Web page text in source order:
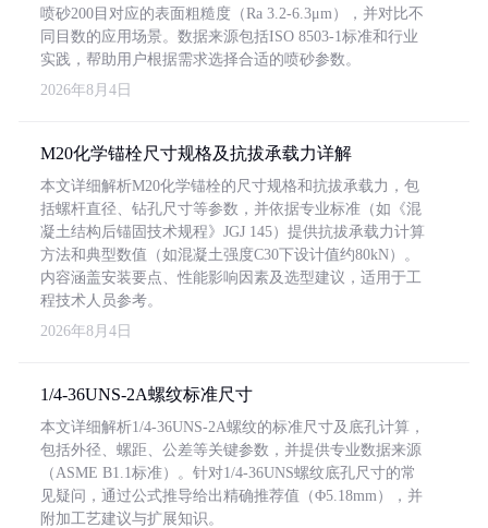
喷砂200目对应的表面粗糙度（Ra 3.2-6.3μm），并对比不
同目数的应用场景。数据来源包括ISO 8503-1标准和行业
实践，帮助用户根据需求选择合适的喷砂参数。
2026年8月4日
M20化学锚栓尺寸规格及抗拔承载力详解
本文详细解析M20化学锚栓的尺寸规格和抗拔承载力，包
括螺杆直径、钻孔尺寸等参数，并依据专业标准（如《混
凝土结构后锚固技术规程》JGJ 145）提供抗拔承载力计算
方法和典型数值（如混凝土强度C30下设计值约80kN）。
内容涵盖安装要点、性能影响因素及选型建议，适用于工
程技术人员参考。
2026年8月4日
1/4-36UNS-2A螺纹标准尺寸
本文详细解析1/4-36UNS-2A螺纹的标准尺寸及底孔计算，
包括外径、螺距、公差等关键参数，并提供专业数据来源
（ASME B1.1标准）。针对1/4-36UNS螺纹底孔尺寸的常
见疑问，通过公式推导给出精确推荐值（Φ5.18mm），并
附加工艺建议与扩展知识。